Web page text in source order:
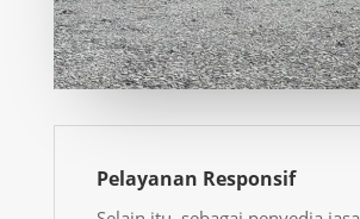
Pelayanan Responsif